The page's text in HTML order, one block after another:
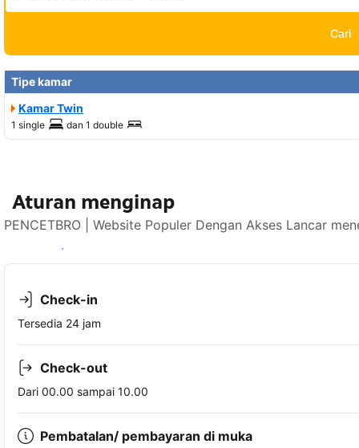
Cari
Tipe kamar
Kamar Twin
1 single dan 1 double
Aturan menginap
PENCETBRO | Website Populer Dengan Akses Lancar
Lihat ketersediaan
Check-in
Tersedia 24 jam
Check-out
Dari 00.00 sampai 10.00
Pembatalan/ pembayaran di muka